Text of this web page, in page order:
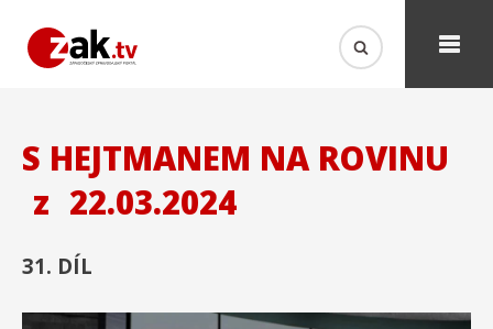
S HEJTMANEM NA ROVINU
z 22.03.2024
31. DÍL